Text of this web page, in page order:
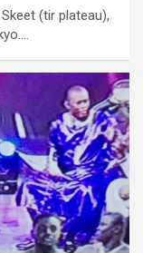
(tir plateau),